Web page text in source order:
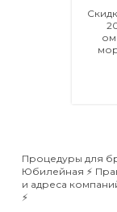
Процедуры для
Юбилейная ⚡️
и адреса
⚡️